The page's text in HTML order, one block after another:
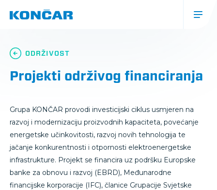
navigacija
(mobile)
ODRŽIVOST
Projekti održivog financiranja
Grupa KONČAR provodi investicijski ciklus usmjeren na
razvoj i modernizaciju proizvodnih kapaciteta, povećanje
energetske učinkovitosti, razvoj novih tehnologija te
jačanje konkurentnosti i otpornosti elektroenergetske
infrastrukture. Projekt se financira uz podršku Europske
banke za obnovu i razvoj (EBRD), Međunarodne
financijske korporacije (IFC), članice Grupacije Svjetske